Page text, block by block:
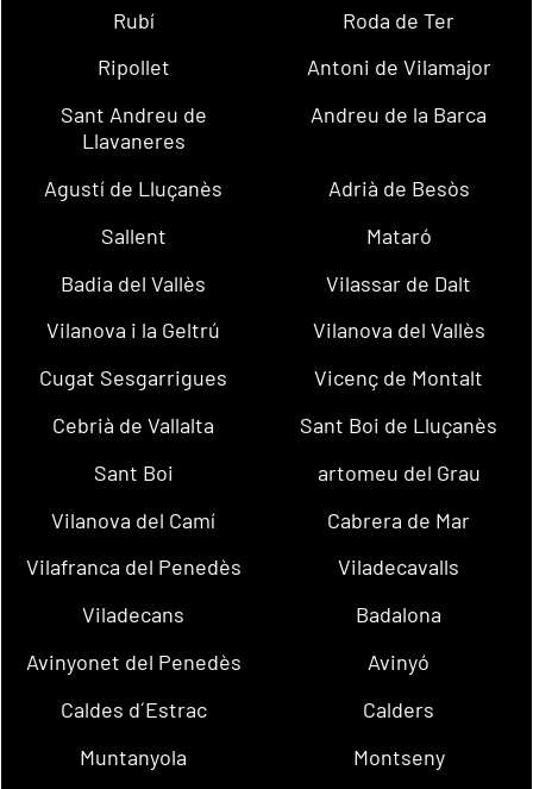
Rubí
Roda de Ter
Ripollet
Antoni de Vilamajor
Sant Andreu de
Llavaneres
Andreu de la Barca
Agustí de Lluçanès
Adrià de Besòs
Sallent
Mataró
Badia del Vallès
Vilassar de Dalt
Vilanova i la Geltrú
Vilanova del Vallès
Cugat Sesgarrigues
Vicenç de Montalt
Cebrià de Vallalta
Sant Boi de Lluçanès
Sant Boi
artomeu del Grau
Vilanova del Camí
Cabrera de Mar
Vilafranca del Penedès
Viladecavalls
Viladecans
Badalona
Avinyonet del Penedès
Avinyó
Caldes d´Estrac
Calders
Muntanyola
Montseny